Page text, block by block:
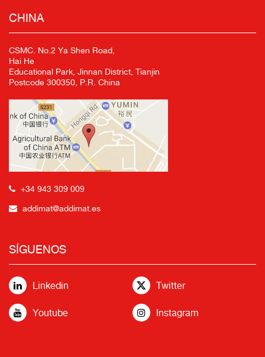
CHINA
CSMC. No.2 Ya Shen Road,
Hai He
Educational Park, Jinnan District, Tianjin
Postcode 300350, P.R. China
+34 943 309 009
addimat@addimat.es
SÍGUENOS
Linkedin Twitter
Youtube Instagram